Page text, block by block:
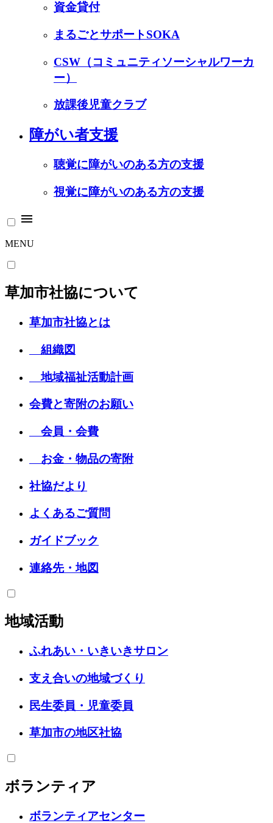
資金貸付
まるごとサポートSOKA
CSW（コミュニティソーシャルワーカ
ー）
放課後児童クラブ
障がい者支援
聴覚に障がいのある方の支援
視覚に障がいのある方の支援
menu
MENU
草加市社協について
草加市社協とは
組織図
地域福祉活動計画
会費と寄附のお願い
会員・会費
お金・物品の寄附
社協だより
よくあるご質問
ガイドブック
連絡先・地図
地域活動
ふれあい・いきいきサロン
支え合いの地域づくり
民生委員・児童委員
草加市の地区社協
ボランティア
ボランティアセンター